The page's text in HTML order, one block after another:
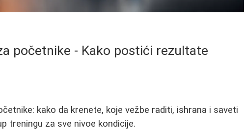
početnike - Kako postići rezultate
kako da krenete, koje vežbe raditi, ishrana i saveti
treningu za sve nivoe kondicije.